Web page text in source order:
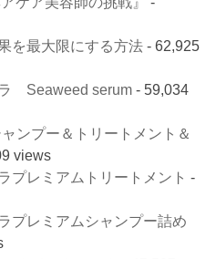
を最大限にする方法 - 62,925
Seaweed serum - 59,034
ンプー＆トリートメント＆
views
プレミアムトリートメント -
プレミアムシャンプー詰め